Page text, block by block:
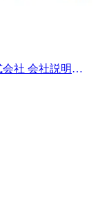
東芝コンシューママーケティング株式会社 会社説明資料.pdf